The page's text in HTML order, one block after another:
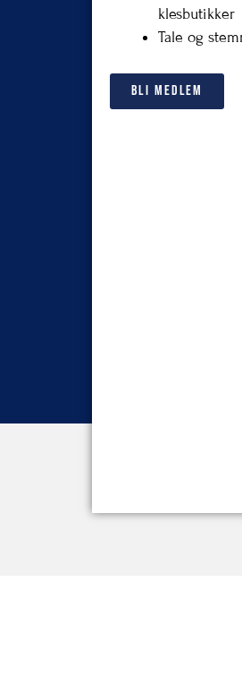
klesbutikker
Tale og
BLI MEDLEM